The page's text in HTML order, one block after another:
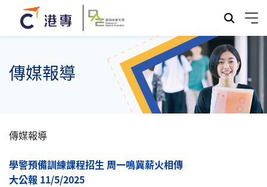
傳媒報導
傳媒報導
學警預備訓練課程招生 周一鳴冀薪火相傳
大公報 11/5/2025